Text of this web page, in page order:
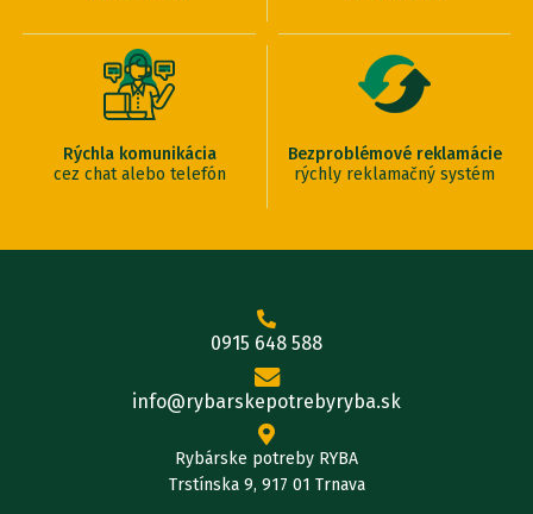
Rýchla komunikácia
cez chat alebo telefón
Bezproblémové reklamácie
rýchly reklamačný systém
0915 648 588
info@rybarskepotrebyryba.sk
Rybárske potreby RYBA
Trstínska 9, 917 01 Trnava